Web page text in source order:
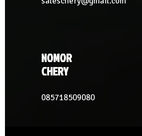
NOMOR
CHERY
085718509080